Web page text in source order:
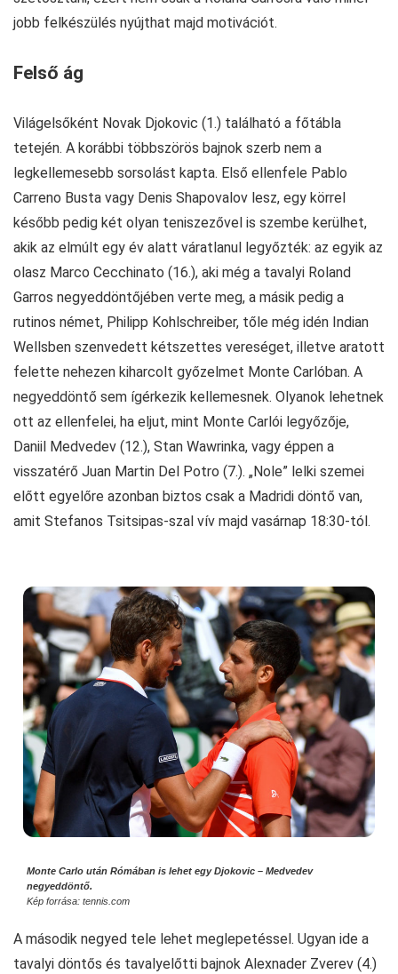
jobb felkészülés nyújthat majd motivációt.
Felső ág
Világelsőként Novak Djokovic (1.) található a főtábla
tetején. A korábbi többszörös bajnok szerb nem a
legkellemesebb sorsolást kapta. Első ellenfele Pablo
Carreno Busta vagy Denis Shapovalov lesz, egy körrel
később pedig két olyan teniszezővel is szembe kerülhet,
akik az elmúlt egy év alatt váratlanul legyőzték: az egyik az
olasz Marco Cecchinato (16.), aki még a tavalyi Roland
Garros negyeddöntőjében verte meg, a másik pedig a
rutinos német, Philipp Kohlschreiber, tőle még idén Indian
Wellsben szenvedett kétszettes vereséget, illetve aratott
felette nehezen kiharcolt győzelmet Monte Carlóban. A
negyeddöntő sem ígérkezik kellemesnek. Olyanok lehetnek
ott az ellenfelei, ha eljut, mint Monte Carlói legyőzője,
Daniil Medvedev (12.), Stan Wawrinka, vagy éppen a
visszatérő Juan Martin Del Potro (7.). „Nole” lelki szemei
előtt egyelőre azonban biztos csak a Madridi döntő van,
amit Stefanos Tsitsipas-szal vív majd vasárnap 18:30-tól.
Monte Carlo után Rómában is lehet egy Djokovic – Medvedev
negyeddöntő.
Kép forrása: tennis.com
A második negyed tele lehet meglepetéssel. Ugyan ide a
tavalyi döntős és tavalyelőtti bajnok Alexnader Zverev (4.)